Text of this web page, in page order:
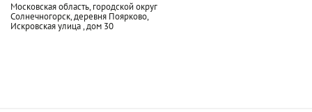
Московская область, городской округ
Солнечногорск, деревня Поярково,
Искровская улица , дом 30